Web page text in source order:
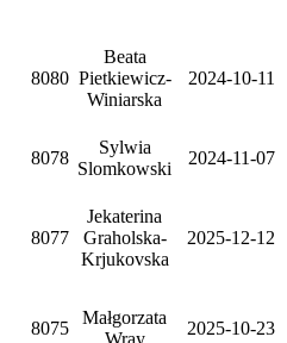
8080
Beata
Pietkiewicz-
Winiarska
2024-10-11
8078
Sylwia
Slomkowski
2024-11-07
8077
Jekaterina
Graholska-
Krjukovska
2025-12-12
8075
Małgorzata
Wray
2025-10-23